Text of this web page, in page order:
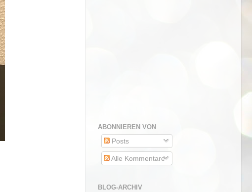
ABONNIEREN VON
Posts
Alle Kommentare
BLOG-ARCHIV